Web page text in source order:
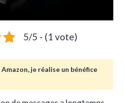
5/5 - (1 vote)
je réalise un bénéfice